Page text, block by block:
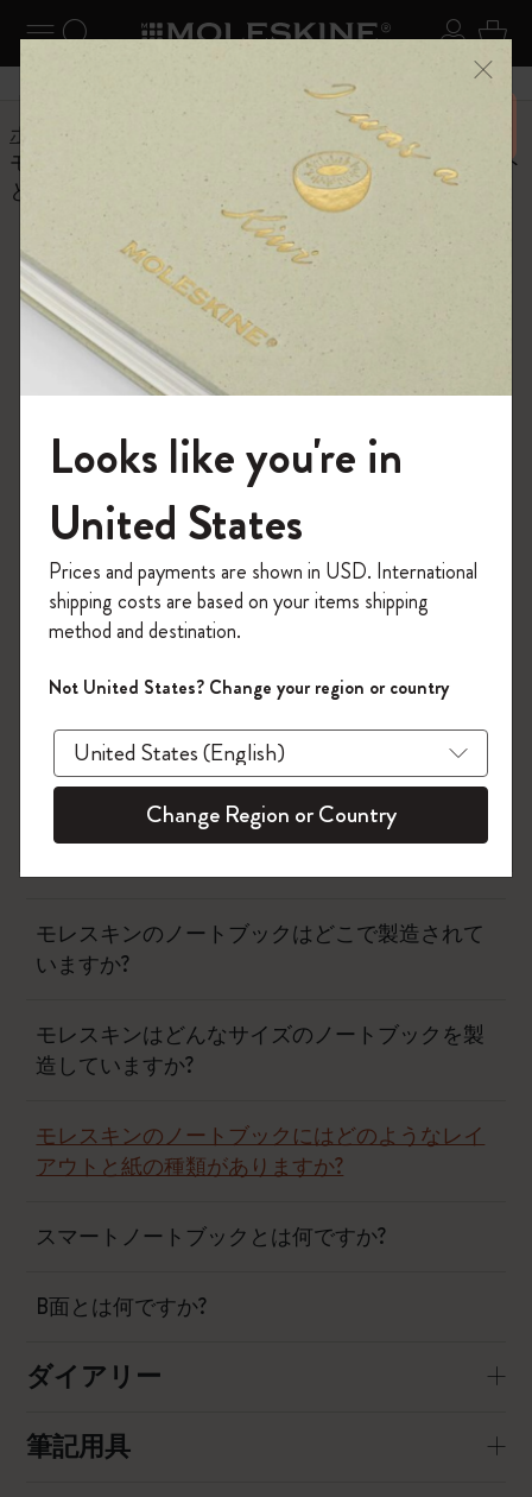
ナビゲーションの切替 ログ
検索 (キーワードなど) カ
6,500円以上のご購入で送料無料 メニ
ーを閉じる
ホーム
ノートブック
モレスキンのノートブックにはどのようなレイアウト
と紙の種類がありますか?
よくある質問に戻る
モレスキンのノートブックには
どのようなレイアウトと紙の種
類がありますか?
ットの 4 種類の用紙があります。プロ コレクション
は、構造化されたプロフェッショナルなレイアウトが特
長です。モレスキン+ コレクションのスマート ノートブ
ックには、デジタルに最適化されたページがあり、ユー
スに取り込むことができます。
ノートブック
モレスキンノートブックとダイアリーの表紙は
何でできていますか？
モレスキンのノートブックはどこで製造されて
いますか?
モレスキンはどんなサイズのノートブックを製
造していますか?
モレスキンのノートブックにはどのようなレイ
アウトと紙の種類がありますか?
スマートノートブックとは何ですか?
B面とは何ですか?
ダイアリー
筆記用具
モレスキンの世界へようこそ
「WELCOME10」を入力すると、初回注
文が10%オフ＋送料無料になります。セ
ール・アウトレット品は適用外。
Moleskineアカウントを作成して限定オフ
ァーや会員特典、さらに多くのインスピ
レーションを手に入れましょう。
今すぐ会員登録 !
Looks like you're in
United States
Prices and payments are shown in USD. International
shipping costs are based on your items shipping
method and destination.
Not United States? Change your region or country
Change Region or Country